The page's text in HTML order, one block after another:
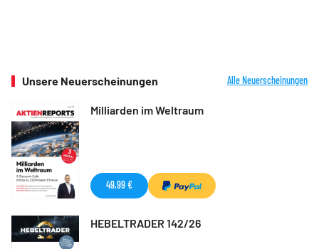
Unsere Neuerscheinungen Alle Neuerscheinungen
Milliarden im Weltraum
49,99 €
HEBELTRADER 142/26